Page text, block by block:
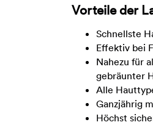
Vorteile der
Schnellste
Effektiv bei
Nahezu für
gebräunter
Alle
Ganzjährig
Höchst